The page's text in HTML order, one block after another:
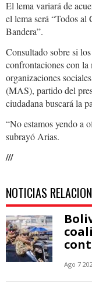
El lema variará de
el lema será “Todos
Bandera”.
Consultado sobre si
confrontaciones con
organizaciones
(MAS), partido del
ciudadana buscará la
“No estamos yendo a
subrayó Arias.
///
NOTICIAS
Ago 7